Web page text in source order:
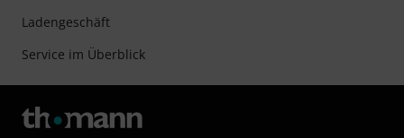
Ladengeschäft
Service im Überblick